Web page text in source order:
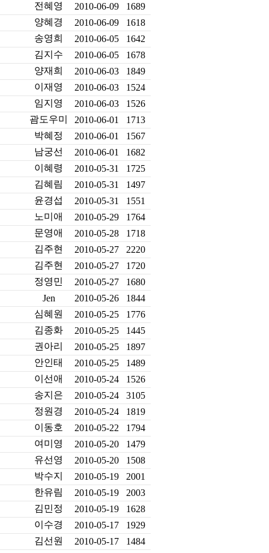
전혜영
2010-06-09
1689
양혜경
2010-06-09
1618
송영희
2010-06-05
1642
김지수
2010-06-05
1678
양재희
2010-06-03
1849
이재영
2010-06-03
1524
임지영
2010-06-03
1526
괌도우미
2010-06-01
1713
박혜정
2010-06-01
1567
남궁선
2010-06-01
1682
이혜령
2010-05-31
1725
김혜림
2010-05-31
1497
윤경섭
2010-05-31
1551
노미애
2010-05-29
1764
문영애
2010-05-28
1718
김주현
2010-05-27
2220
김주현
2010-05-27
1720
정영민
2010-05-27
1680
Jen
2010-05-26
1844
심혜원
2010-05-25
1776
김종화
2010-05-25
1445
권아리
2010-05-25
1897
안인태
2010-05-25
1489
이선애
2010-05-24
1526
송지은
2010-05-24
3105
정원경
2010-05-24
1819
이동호
2010-05-22
1794
여미영
2010-05-20
1479
유선영
2010-05-20
1508
박수지
2010-05-19
2001
한유림
2010-05-19
2003
김민정
2010-05-19
1628
이수경
2010-05-17
1929
김선원
2010-05-17
1484